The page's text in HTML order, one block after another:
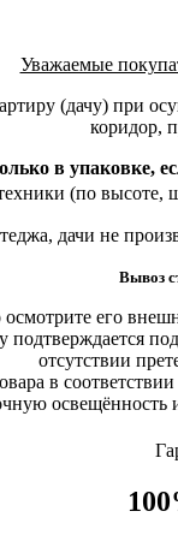
Уважаемые
(дачу) при
коридор,
в упаковке,
(по
дачи не
Вывоз
его
отсутствии
в